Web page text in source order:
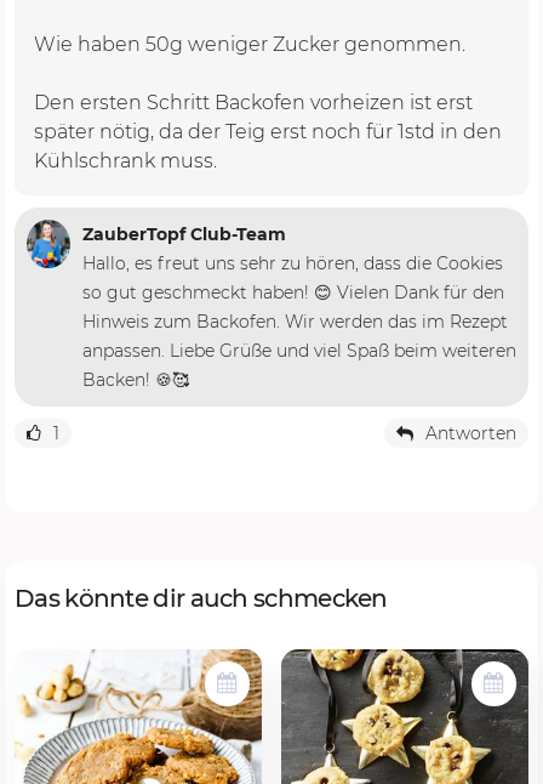
Wie haben 50g weniger Zucker genommen.
Den ersten Schritt Backofen vorheizen ist erst
später nötig, da der Teig erst noch für 1std in den
Kühlschrank muss.
ZauberTopf Club-Team
Hallo, es freut uns sehr zu hören, dass die Cookies
so gut geschmeckt haben! 😊 Vielen Dank für den
Hinweis zum Backofen. Wir werden das im Rezept
anpassen. Liebe Grüße und viel Spaß beim weiteren
Backen! 🍪🥰
1 Antworten
Das könnte dir auch schmecken